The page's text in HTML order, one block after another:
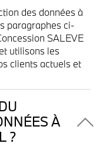
des données à
paragraphes ci-
SALEVE
utilisons les
clients actuels et
À
?